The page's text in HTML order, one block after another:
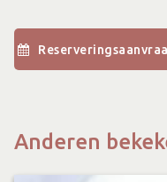
cooking) ontbijt mag
jouw reservering een
Achterhoek. De keuze
Met ons
Anderen